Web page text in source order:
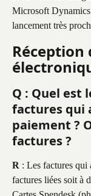
Microsoft
lancement très
Réception
Q : Quel est
factures qui
paiement ?
factures ?
R : Les factures qui
factures liées soit à